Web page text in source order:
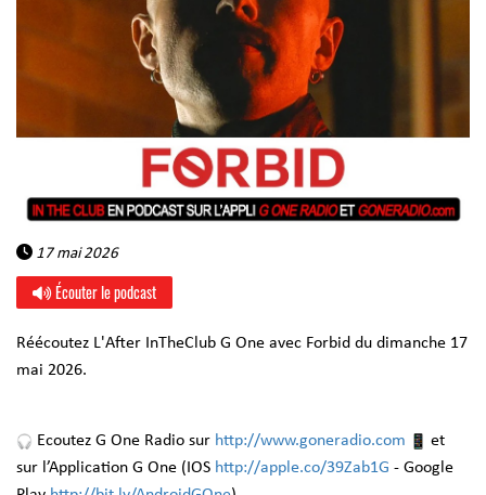
17 mai 2026
Écouter le podcast
Réécoutez L'After InTheClub G One avec Forbid du dimanche 17
mai 2026.
Ecoutez G One Radio sur http://www.goneradio.com
et
sur l’Application G One (IOS http://apple.co/39Zab1G - Google